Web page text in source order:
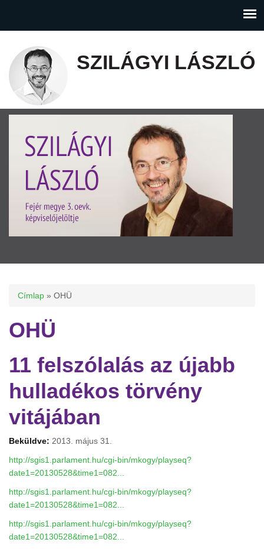
SZILÁGYI LÁSZLÓ
Jelenlegi hely
Címlap » OHÜ
OHÜ
11 felszólalás az újabb
hulladékos törvény
vitájában
Beküldve: 2013. május 31.
http://sgis1.parlament.hu/cgi-bin/mkogy/playseq?
date1=20130528&time1=082...
http://sgis1.parlament.hu/cgi-bin/mkogy/playseq?
date1=20130528&time1=082...
http://sgis1.parlament.hu/cgi-bin/mkogy/playseq?
date1=20130528&time1=082...